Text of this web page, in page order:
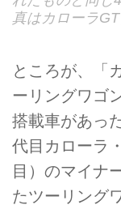
真はカローラGT
ところが、「
ーリングワゴ
搭載車があっ
代目カローラ
目）のマイナ
たツーリング